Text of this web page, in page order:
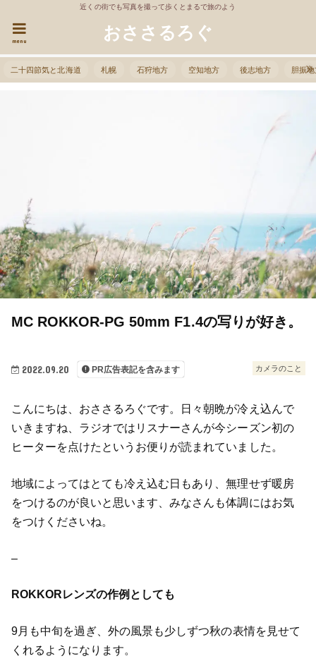
近くの街でも写真を撮って歩くとまるで旅のよう
おささるろぐ
menu
二十四節気と北海道 札幌 石狩地方 空知地方 後志地方 胆振
カメラのこと
2022.09.20 PR広告表記を含みます
MC ROKKOR-PG 50mm F1.4の写りが好き。
こんにちは、おささるろぐです。日々朝晩が冷え込んで
いきますね、ラジオではリスナーさんが今シーズン初の
ヒーターを点けたというお便りが読まれていました。
地域によってはとても冷え込む日もあり、無理せず暖房
をつけるのが良いと思います、みなさんも体調にはお気
をつけくださいね。
–
ROKKORレンズの作例としても
9月も中旬を過ぎ、外の風景も少しずつ秋の表情を見せて
くれるようになります。